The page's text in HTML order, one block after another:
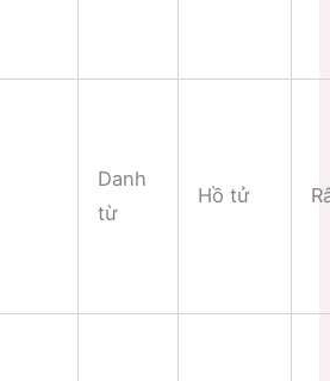
Danh
từ
Hồ tử